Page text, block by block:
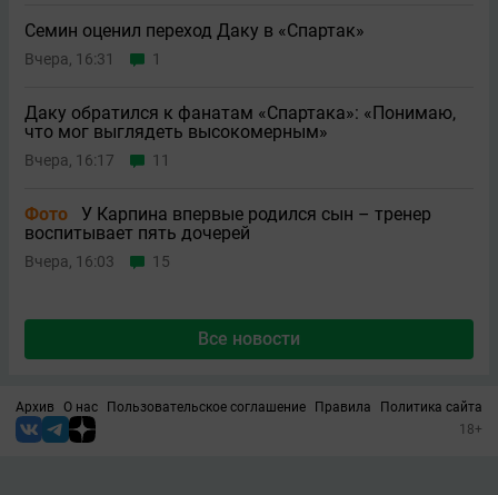
Семин оценил переход Даку в «Спартак»
Вчера, 16:31 1
Даку обратился к фанатам «Спартака»: «Понимаю,
что мог выглядеть высокомерным»
Вчера, 16:17 11
Фото
У Карпина впервые родился сын – тренер
воспитывает пять дочерей
Вчера, 16:03 15
Все новости
Архив О нас Пользовательское соглашение Правила
Политика сайта
18+